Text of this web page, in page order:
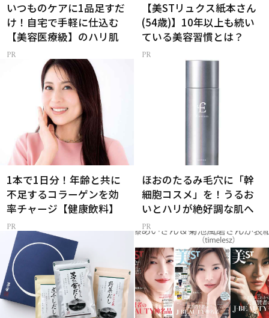
いつものケアに1品足すだ
け！自宅で手軽に仕込む
【美容医療級】のハリ肌
【美STリュクス紙本さん
(54歳)】10年以上も続い
ている美容習慣とは？
1本で1日分！年齢と共に
不足するコラーゲンを効
率チャージ【健康飲料】
ほおのたるみ毛穴に「幹
細胞コスメ」を！うるお
いとハリが絶好調な肌へ